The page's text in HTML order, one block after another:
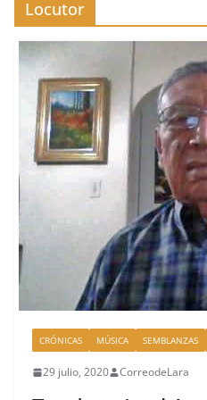
Locutor
CRÓNICAS MÚSICA SEMBLANZAS
29 julio, 2020 CorreodeLara